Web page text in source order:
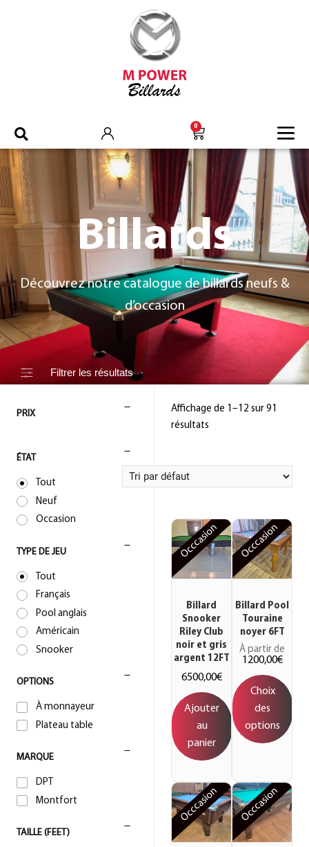
0
Billards
Découvrez notre catalogue de billards neufs &
d’occasion
Filtrer les résultats
PRIX
ÉTAT
Tout
Neuf
Occasion
TYPE DE JEU
Tout
Français
Pool anglais
Américain
Snooker
OPTIONS
À monnayeur
Plateau table
MARQUE
DPT
Montfort
TAILLE (FEET)
Affichage de 1–12 sur 91
résultats
Occcasion
Billard
Snooker
Riley Club
noir et gris
argent 12FT
6500,00€
Ajouter
au
panier
Occcasion
Billard Pool
Touraine
noyer 6FT
À partir de
1200,00€
Choix
des
options
Occcasion Occcasion